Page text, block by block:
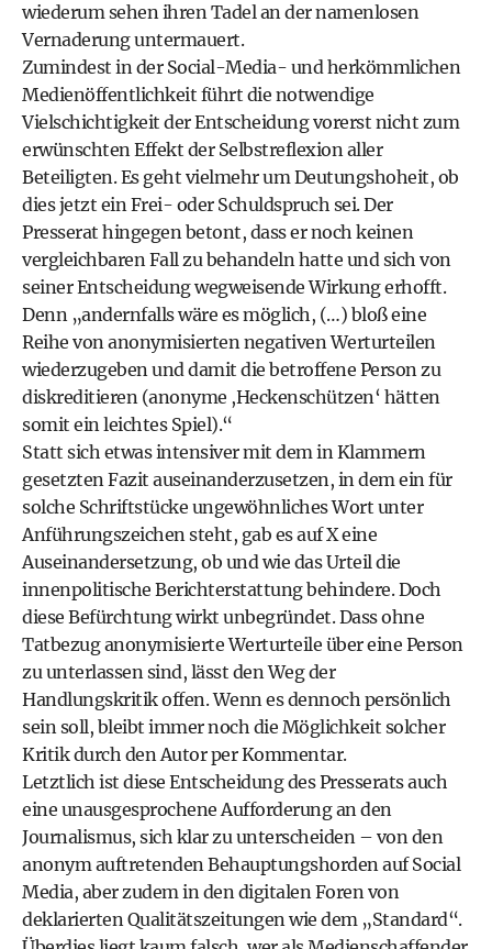
wiederum sehen ihren Tadel an der namenlosen
Vernaderung untermauert.
Zumindest in der Social-Media- und herkömmlichen
Medienöffentlichkeit führt die notwendige
Vielschichtigkeit der Entscheidung vorerst nicht zum
erwünschten Effekt der Selbstreflexion aller
Beteiligten. Es geht vielmehr um Deutungshoheit, ob
dies jetzt ein Frei- oder Schuldspruch sei. Der
Presserat hingegen betont, dass er noch keinen
vergleichbaren Fall zu behandeln hatte und sich von
seiner Entscheidung wegweisende Wirkung erhofft.
Denn „andernfalls wäre es möglich, (…) bloß eine
Reihe von anonymisierten negativen Werturteilen
wiederzugeben und damit die betroffene Person zu
diskreditieren (anonyme ,Heckenschützen‘ hätten
somit ein leichtes Spiel).“
Statt sich etwas intensiver mit dem in Klammern
gesetzten Fazit auseinanderzusetzen, in dem ein für
solche Schriftstücke ungewöhnliches Wort unter
Anführungszeichen steht, gab es auf X eine
Auseinandersetzung, ob und wie das Urteil die
innenpolitische Berichterstattung behindere. Doch
diese Befürchtung wirkt unbegründet. Dass ohne
Tatbezug anonymisierte Werturteile über eine Person
zu unterlassen sind, lässt den Weg der
Handlungskritik offen. Wenn es dennoch persönlich
sein soll, bleibt immer noch die Möglichkeit solcher
Kritik durch den Autor per Kommentar.
Letztlich ist diese Entscheidung des Presserats auch
eine unausgesprochene Aufforderung an den
Journalismus, sich klar zu unterscheiden – von den
anonym auftretenden Behauptungshorden auf Social
Media, aber zudem in den digitalen Foren von
deklarierten Qualitätszeitungen wie dem „Standard“.